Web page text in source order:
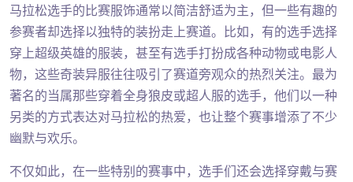
马拉松选手的比赛服饰通常以简洁舒适为主，但一些有趣的
参赛者却选择以独特的装扮走上赛道。比如，有的选手选择
穿上超级英雄的服装，甚至有选手打扮成各种动物或电影人
物，这些奇装异服往往吸引了赛道旁观众的热烈关注。最为
著名的当属那些穿着全身狼皮或超人服的选手，他们以一种
另类的方式表达对马拉松的热爱，也让整个赛事增添了不少
幽默与欢乐。
不仅如此，在一些特别的赛事中，选手们还会选择穿戴与赛